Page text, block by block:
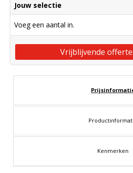
Jouw selectie
Voeg een aantal in.
Vrijblijvende
Kenmerken